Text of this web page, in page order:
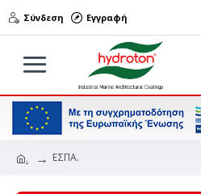
Σύνδεση Εγγραφή
. ΕΣΠΑ.